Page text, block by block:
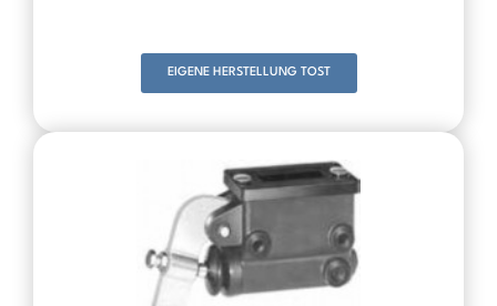
EIGENE HERSTELLUNG TOST